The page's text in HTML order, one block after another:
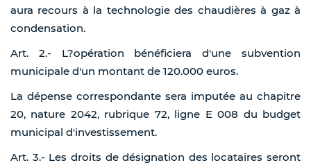
aura recours à la technologie des chaudières à gaz à
condensation.
Art. 2.- L?opération bénéficiera d'une subvention
municipale d'un montant de 120.000 euros.
La dépense correspondante sera imputée au chapitre
20, nature 2042, rubrique 72, ligne E 008 du budget
municipal d'investissement.
Art. 3.- Les droits de désignation des locataires seront